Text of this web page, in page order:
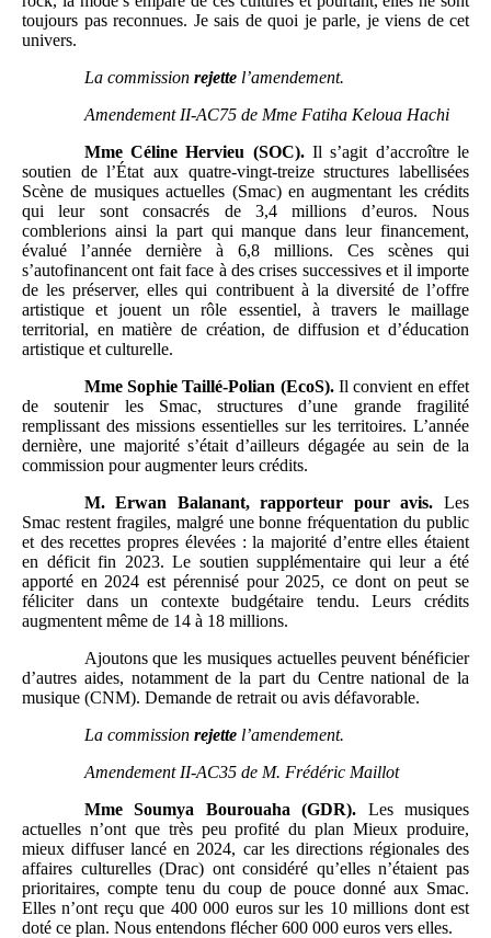
toujours pas reconnues. Je sais de quoi je parle, je viens de cet
univers.
La commission rejette l’amendement.
Amendement II-AC75 de Mme Fatiha Keloua Hachi
Mme Céline Hervieu (SOC).Il s’agit d’accroître le
soutien de l’État aux quatre-vingt-treize structures labellisées
Scène de musiques actuelles (Smac) en augmentant les crédits
qui leur sont consacrés de 3,4 millions d’euros. Nous
comblerions ainsi la part qui manque dans leur financement,
évalué l’année dernière à 6,8 millions. Ces scènes qui
s’autofinancent ont fait face à des crises successives et il importe
de les préserver, elles qui contribuent à la diversité de l’offre
artistique et jouent un rôle essentiel, à travers le maillage
territorial, en matière de création, de diffusion et d’éducation
artistique et culturelle.
Mme Sophie Taillé-Polian (EcoS).Il convient en effet
de soutenir les Smac, structures d’une grande fragilité
remplissant des missions essentielles sur les territoires. L’année
dernière, une majorité s’était d’ailleurs dégagée au sein de la
commission pour augmenter leurs crédits.
M. Erwan Balanant, rapporteur pour avis. Les
Smac restent fragiles, malgré une bonne fréquentation du public
et des recettes propres élevées : la majorité d’entre elles étaient
en déficit fin 2023. Le soutien supplémentaire qui leur a été
apporté en 2024 est pérennisé pour 2025, ce dont on peut se
féliciter dans un contexte budgétaire tendu. Leurs crédits
augmentent même de 14 à 18 millions.
Ajoutons que les musiques actuelles peuvent bénéficier
d’autres aides, notamment de la part du Centre national de la
musique (CNM). Demande de retrait ou avis défavorable.
La commission rejette l’amendement.
Amendement II-AC35 de M. Frédéric Maillot
Mme
Soumya Bourouaha (GDR).
Les musiques
actuelles n’ont que très peu profité du plan Mieux produire,
mieux diffuser lancé en 2024, car les directions régionales des
affaires culturelles (Drac) ont considéré qu’elles n’étaient pas
prioritaires, compte tenu du coup de pouce donné aux Smac.
Elles n’ont reçu que 400 000 euros sur les 10 millions dont est
doté ce plan. Nous entendons flécher 600 000 euros vers elles.